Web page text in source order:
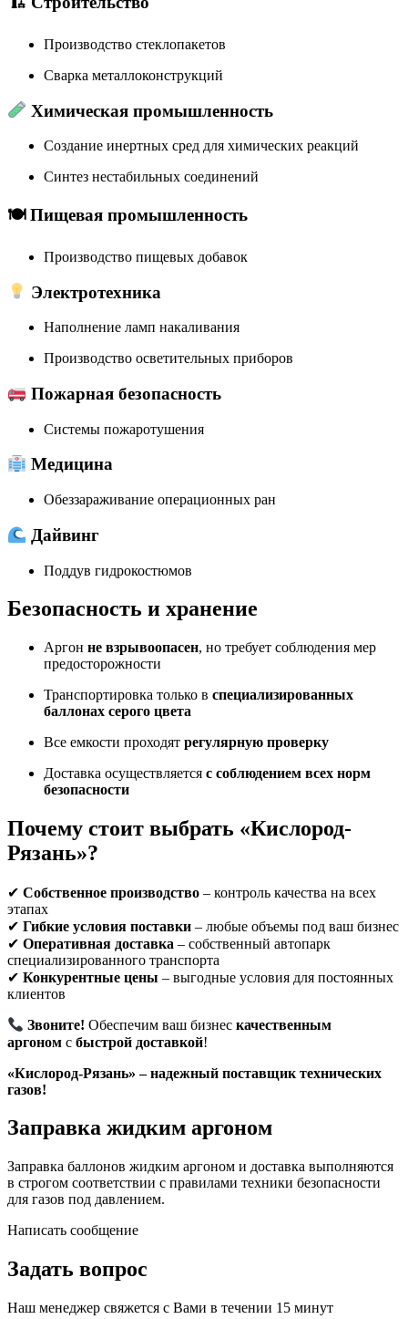
Производство стеклопакетов
Сварка металлоконструкций
Химическая промышленность
Создание инертных сред для химических реакций
Синтез нестабильных соединений
🍽 Пищевая промышленность
Производство пищевых добавок
Электротехника
Наполнение ламп накаливания
Производство осветительных приборов
Пожарная безопасность
Системы пожаротушения
Медицина
Обеззараживание операционных ран
Дайвинг
Поддув гидрокостюмов
Безопасность и хранение
Аргон не взрывоопасен, но требует соблюдения мер
предосторожности
Транспортировка только в специализированных
баллонах серого цвета
Все емкости проходят регулярную проверку
Доставка осуществляется с соблюдением всех норм
безопасности
Почему стоит выбрать «Кислород-
Рязань»?
✔ Собственное производство – контроль качества на всех
этапах
✔ Гибкие условия поставки – любые объемы под ваш бизнес
✔ Оперативная доставка – собственный автопарк
специализированного транспорта
✔ Конкурентные цены – выгодные условия для постоянных
клиентов
Звоните! Обеспечим ваш бизнескачественным
аргоном с быстрой доставкой!
«Кислород-Рязань» – надежный поставщик технических
газов!
Заправка жидким аргоном
Заправка баллонов жидким аргоном и доставка выполняются
в строгом соответствии с правилами техники безопасности
для газов под давлением.
Написать сообщение
Задать вопрос
Наш менеджер свяжется с Вами в течении 15 минут